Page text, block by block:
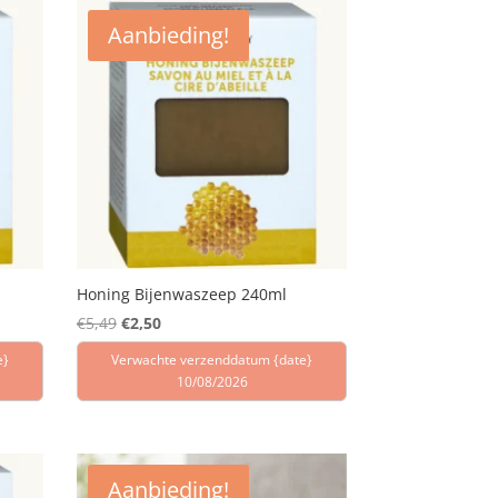
Aanbieding!
Honing Bijenwaszeep 240ml
€5,49 Oorspronkelijke
prijs
€5,49.
€2,50Huidige
prijs
€2,50.
Verwachte verzenddatum {date}
10/08/2026
Aanbieding!